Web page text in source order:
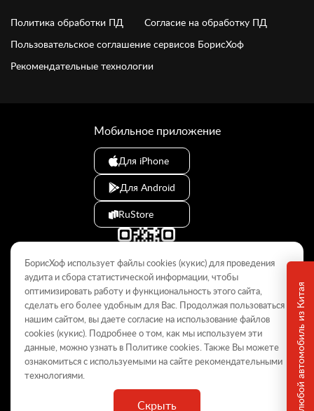
Привезем любой автомобиль из Китая
Политика обработки ПД
Согласие на обработку ПД
Пользовательское соглашение сервисов БорисХоф
Рекомендательные технологии
© 2009–2026
Данный интернет-сайт носит информационный характер и не
является публичной офертой, определяемой положениями Статьи
437 ГК РФ. Для получения подробной информации обращайтесь в
дилерские центры.
Мобильное приложение
Для iPhone
Для Android
RuStore
БорисХоф использует файлы cookies (кукиc) для проведения
аудита и сбора статистической информации, чтобы
оптимизировать работу и функциональность этого сайта,
сделать его более удобным для Вас. Продолжая пользоваться
нашим сайтом, вы даете согласие на использование файлов
cookies (кукиc). Подробнее о том, как мы используем эти
данные, можно узнать в Политикеcookies. Также Вы можете
ознакомиться с используемыми на сайте рекомендательными
технологиями.
Скрыть